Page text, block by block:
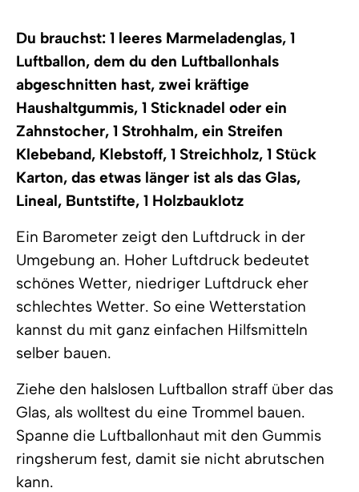
Du brauchst: 1 leeres Marmeladenglas, 1
Luftballon, dem du den Luftballonhals
abgeschnitten hast, zwei kräftige
Haushaltgummis, 1 Sticknadel oder ein
Zahnstocher, 1 Strohhalm, ein Streifen
Klebeband, Klebstoff, 1 Streichholz, 1 Stück
Karton, das etwas länger ist als das Glas,
Lineal, Buntstifte, 1 Holzbauklotz
Ein Barometer zeigt den Luftdruck in der
Umgebung an. Hoher Luftdruck bedeutet
schönes Wetter, niedriger Luftdruck eher
schlechtes Wetter. So eine Wetterstation
kannst du mit ganz einfachen Hilfsmitteln
selber bauen.
Ziehe den halslosen Luftballon straff über das
Glas, als wolltest du eine Trommel bauen.
Spanne die Luftballonhaut mit den Gummis
ringsherum fest, damit sie nicht abrutschen
kann.